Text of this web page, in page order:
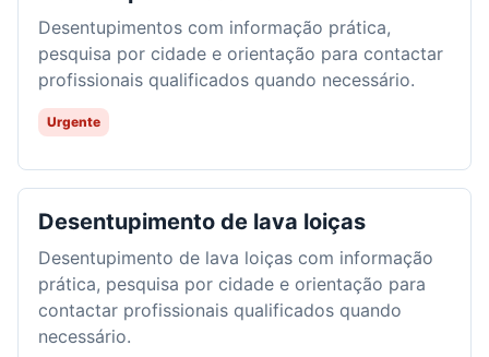
Desentupimentos com informação prática,
pesquisa por cidade e orientação para contactar
profissionais qualificados quando necessário.
Urgente
Desentupimento de lava loiças
Desentupimento de lava loiças com informação
prática, pesquisa por cidade e orientação para
contactar profissionais qualificados quando
necessário.